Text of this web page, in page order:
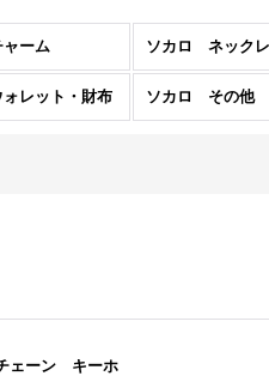
ーム
レット・財布 ソカロ その他
ェーン キーホ